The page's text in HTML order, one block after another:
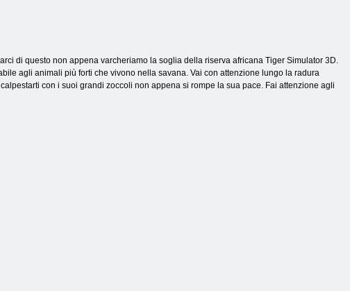
di questo non appena varcheriamo la soglia della riserva africana Tiger Simulator 3D.
agli animali più forti che vivono nella savana. Vai con attenzione lungo la radura
con i suoi grandi zoccoli non appena si rompe la sua pace. Fai attenzione agli